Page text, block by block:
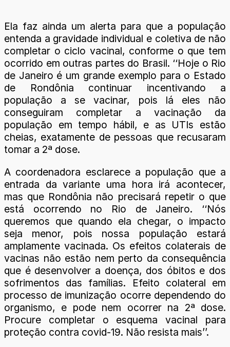
Ela faz ainda um alerta para que a população
entenda a gravidade individual e coletiva de não
completar o ciclo vacinal, conforme o que tem
ocorrido em outras partes do Brasil. ‘‘Hoje o Rio
de Janeiro é um grande exemplo para o Estado
de Rondônia continuar incentivando a
população a se vacinar, pois lá eles não
conseguiram completar a vacinação da
população em tempo hábil, e as UTIs estão
cheias, exatamente de pessoas que recusaram
tomar a 2ª dose.
A coordenadora esclarece a população que a
entrada da variante uma hora irá acontecer,
mas que Rondônia não precisará repetir o que
está ocorrendo no Rio de Janeiro. ‘‘Nós
queremos que quando ela chegar, o impacto
seja menor, pois nossa população estará
amplamente vacinada. Os efeitos colaterais de
vacinas não estão nem perto da consequência
que é desenvolver a doença, dos óbitos e dos
sofrimentos das famílias. Efeito colateral em
processo de imunização ocorre dependendo do
organismo, e pode nem ocorrer na 2ª dose.
Procure completar o esquema vacinal para
proteção contra covid-19. Não resista mais’’.